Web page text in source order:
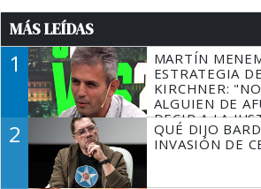
MÁS LEÍDAS
1
MARTÍN
ESTRATEGIA
KIRCHNER:
ALGUIEN DE
DECIR A LA
TIENE QUE
2
QUÉ DIJO
INVASIÓN DE